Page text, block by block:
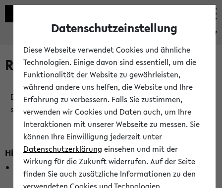
eKVV
Raumänderungen
Es wurden keine Raumänderungen an jetzt
stattfindenden Veranstaltungen gefunden!
Hinweise zur Liste der Raumänderungen
In dieser Liste werden nur Veranstaltungstermine
berücksichtigt, die gerade oder innerhalb der nächsten 2
Datenschutzeinstellung
Diese Webseite verwendet Cookies und ähnliche
Technologien. Einige davon sind essentiell, um die
Funktionalität der Website zu gewährleisten,
während andere uns helfen, die Website und Ihre
Erfahrung zu verbessern. Falls Sie zustimmen,
verwenden wir Cookies und Daten auch, um Ihre
Interaktionen mit unserer Webseite zu messen. Sie
können Ihre Einwilligung jederzeit unter
Datenschutzerklärung einsehen und mit der
Wirkung für die Zukunft widerrufen. Auf der Seite
finden Sie auch zusätzliche Informationen zu den